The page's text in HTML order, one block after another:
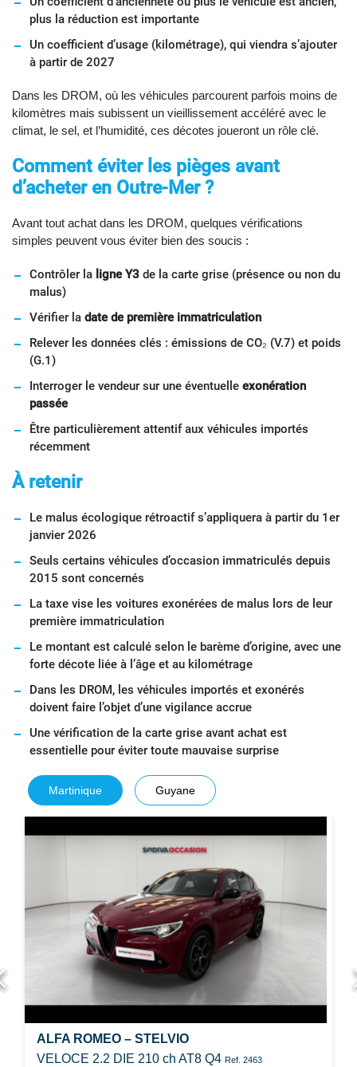
plus la réduction est importante
Un coefficient d’usage (kilométrage), qui viendra s’ajouter
à partir de 2027
Dans les DROM, où les véhicules parcourent parfois moins de
kilomètres mais subissent un vieillissement accéléré avec le
climat, le sel, et l’humidité, ces décotes joueront un rôle clé.
Comment éviter les pièges avant
d’acheter en Outre-Mer ?
Avant tout achat dans les DROM, quelques vérifications
simples peuvent vous éviter bien des soucis :
Contrôler la ligne Y3 de la carte grise (présence ou non du
malus)
Vérifier la date de première immatriculation
Relever les données clés : émissions de CO₂ (V.7) et poids
(G.1)
Interroger le vendeur sur une éventuelle exonération
passée
Être particulièrement attentif aux véhicules importés
récemment
À retenir
Le malus écologique rétroactif s’appliquera à partir du 1er
janvier 2026
Seuls certains véhicules d’occasion immatriculés depuis
2015 sont concernés
La taxe vise les voitures exonérées de malus lors de leur
première immatriculation
Le montant est calculé selon le barème d’origine, avec une
forte décote liée à l’âge et au kilométrage
Dans les DROM, les véhicules importés et exonérés
doivent faire l’objet d’une vigilance accrue
Une vérification de la carte grise avant achat est
essentielle pour éviter toute mauvaise surprise
Martinique Guyane
ALFA ROMEO – STELVIO
VELOCE 2.2 DIE 210 ch AT8 Q4 Ref. 2463